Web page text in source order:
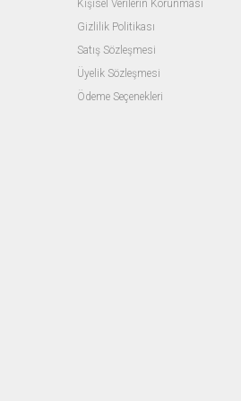
Kişisel Verilerin Korunması
Gizlilik Politikası
Satış Sözleşmesi
Üyelik Sözleşmesi
Ödeme Seçenekleri